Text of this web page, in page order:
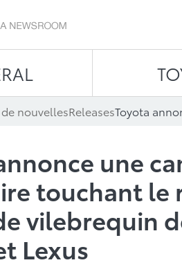
nouvellesReleases
une
touchant le
vilebrequin
Lexus